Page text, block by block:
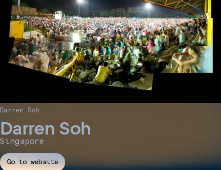
Darren Soh
Singapore
Go to website
Darren Soh